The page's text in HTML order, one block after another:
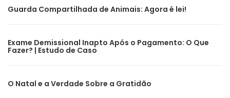
Guarda Compartilhada de Animais: Agora é lei!
Exame Demissional Inapto Após o Pagamento: O Que
Fazer? | Estudo de Caso
O Natal e a Verdade Sobre a Gratidão